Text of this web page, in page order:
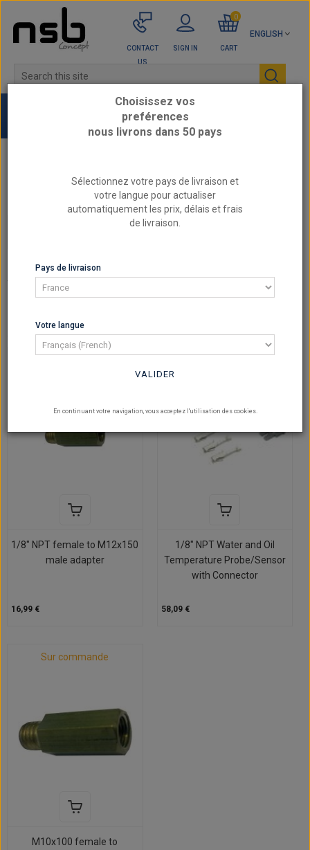
ENGLISH
CONTACT
US
SIGN IN CART
0
Oil temperature probe
OIL TEMPERATURE PROBE
There are 3 products.
1/8" NPT female to M12x150
male adapter
16,99 €
1/8" NPT Water and Oil
Temperature Probe/Sensor
with Connector
58,09 €
Sur commande
M10x100 female to
Choisissez vos
preférences
nous livrons dans 50 pays
Sélectionnez votre pays de livraison et
votre langue pour actualiser
automatiquement les prix, délais et frais
de livraison.
Pays de livraison
Votre langue
VALIDER
En continuant votre navigation, vous acceptez l'utilisation des cookies.